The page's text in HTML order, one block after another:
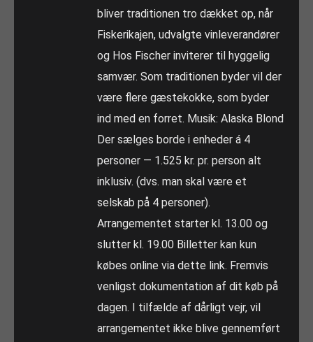
bliver traditionen tro dækket op, når
Fiskerikajen, udvalgte vinleverandører
og Hos Fischer inviterer til hyggelig
samvær. Som traditionen byder vil der
være flere gæstekokke, som byder
ind med en forret. Musik: Alaska Blond
Der sælges borde i enheder á 4
personer — 1.525 kr. pr. person alt
inklusiv. (dvs. man skal være et
selskab på 4 personer).
Arrangementet starter kl. 13.00 og
slutter kl. 19.00 Billetter kan kun
købes online via dette link. Fremvis
venligst dokumentation af dit køb på
dagen. I tilfælde af dårligt vejr, vil
arrangementet ikke blive gennemført